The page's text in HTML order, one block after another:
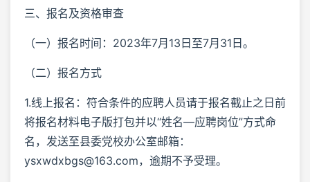
三、报名及资格审查
（一）报名时间：2023年7月13日至7月31日。
（二）报名方式
1.线上报名：符合条件的应聘人员请于报名截止之日前
将报名材料电子版打包并以“姓名—应聘岗位”方式命
名，发送至县委党校办公室邮箱：
ysxwdxbgs@163.com，逾期不予受理。